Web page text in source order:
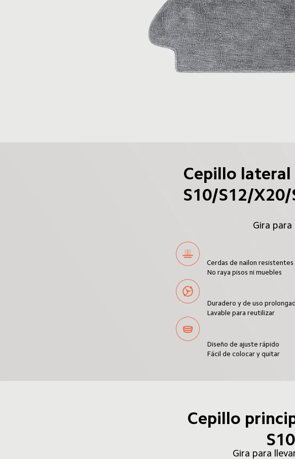
Cepillo
S10/S12/X20/
Gira para
Cerdas de nailon resistentes
No raya pisos ni muebles
Duradero y de uso
Lavable para reutilizar
Diseño de ajuste rápido
Fácil de colocar y quitar
Cepillo
Gira para